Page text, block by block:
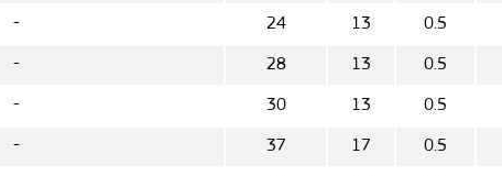
- 24 13 0.5
- 28 13 0.5
- 30 13 0.5
- 37 17 0.5